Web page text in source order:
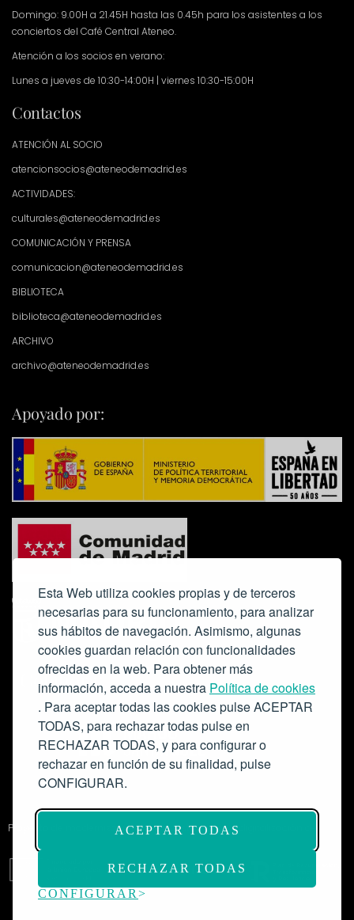
Esta Web utiliza cookies propias y de terceros
necesarias para su funcionamiento, para analizar
sus hábitos de navegación. Asimismo, algunas
cookies guardan relación con funcionalidades
ofrecidas en la web. Para obtener más
información, acceda a nuestra Política de cookies
. Para aceptar todas las cookies pulse ACEPTAR
TODAS, para rechazar todas pulse en
RECHAZAR TODAS, y para configurar o
rechazar en función de su finalidad, pulse
CONFIGURAR.
ACEPTAR TODAS
RECHAZAR TODAS
CONFIGURAR
Domingo: 9.00H a 21.45H hasta las 0.45h para los asistentes a los
conciertos del Café Central Ateneo.
Atención a los socios en verano:
Lunes a jueves de 10:30-14:00H | viernes 10:30-15:00H
Contactos
ATENCIÓN AL SOCIO
atencionsocios@ateneodemadrid.es
ACTIVIDADES:
culturales@ateneodemadrid.es
COMUNICACIÓN Y PRENSA
comunicacion@ateneodemadrid.es
BIBLIOTECA
biblioteca@ateneodemadrid.es
ARCHIVO
archivo@ateneodemadrid.es
Apoyado por:
Colabora:
Proyecto de modernización de infraestructuras y digitalización del
Salón de Actos del Ateneo de Madrid como espacio escénico-musical.
Subvención: 175.000€